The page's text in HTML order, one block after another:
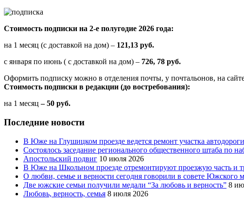
Стоимость подписки на 2-е полугодие 2026 года:
на 1 месяц (с доставкой на дом) – 121,13 руб.
с января по июнь ( с доставкой на дом) – 726, 78 руб.
Оформить подписку можно в отделения почты, у почтальонов, на
Стоимость подписки в редакции (до востребования):
на 1 месяц – 50 руб.
Последние новости
В Юже на Глушицком проезде ведется ремонт участка
Состоялось заседание регионального общественного штаба по
Апостольский подвиг 10 июля 2026
В Юже на Школьном проезде отремонтируют проезжую часть и
О любви, семье и верности сегодня говорили в совете Южского
Две южские семьи получили медали “За любовь и верность” 8
Любовь, верность, семья 8 июля 2026